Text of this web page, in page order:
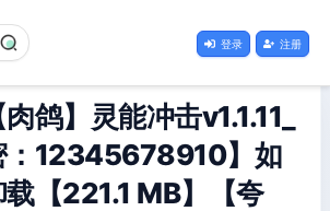
登录 注册
肉鸽】灵能冲击v1.1.11_
：12345678910】如
【221.1 MB】【夸